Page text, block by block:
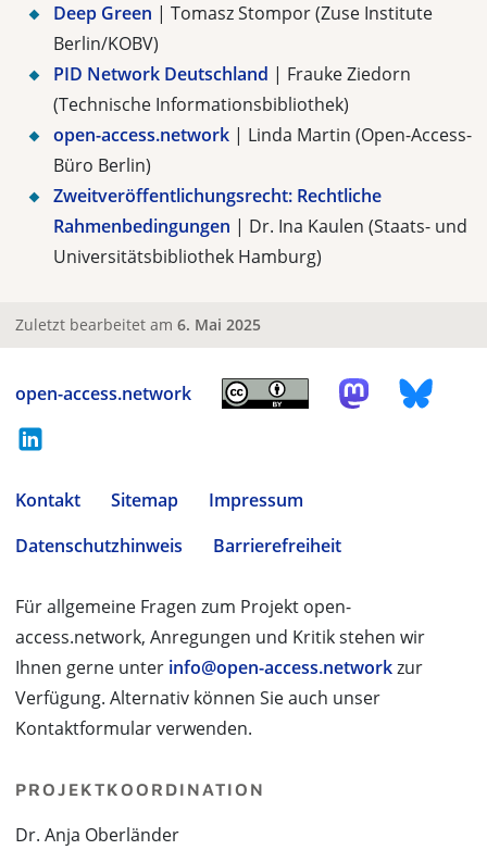
Deep Green | Tomasz Stompor (Zuse Institute
Berlin/KOBV)
PID Network Deutschland | Frauke Ziedorn
(Technische Informationsbibliothek)
open-access.network | Linda Martin (Open-Access-
Büro Berlin)
Zweitveröffentlichungsrecht: Rechtliche
Rahmenbedingungen | Dr. Ina Kaulen (Staats- und
Universitätsbibliothek Hamburg)
Zuletzt bearbeitet am 6. Mai 2025
open-access.network
Kontakt Sitemap
Impressum
Datenschutzhinweis
Barrierefreiheit
Für allgemeine Fragen zum Projekt open-
access.network, Anregungen und Kritik stehen wir
Ihnen gerne unter info@open-access.networkzur
Verfügung. Alternativ können Sie auch unser
Kontaktformular verwenden.
PROJEKTKOORDINATION
Dr. Anja Oberländer